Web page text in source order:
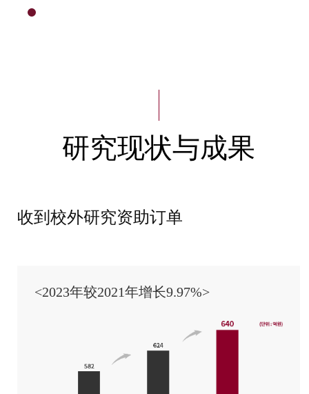
研究现状与成果
收到校外研究资助订单
<2023年较2021年增长9.97%>